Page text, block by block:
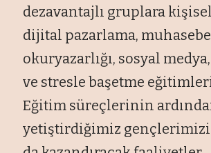
dezavantajlı gruplara
dijital pazarlama, muhasebe
okuryazarlığı, sosyal
ve stresle başetme
Eğitim süreçlerinin
yetiştirdiğimiz gençlerimizi